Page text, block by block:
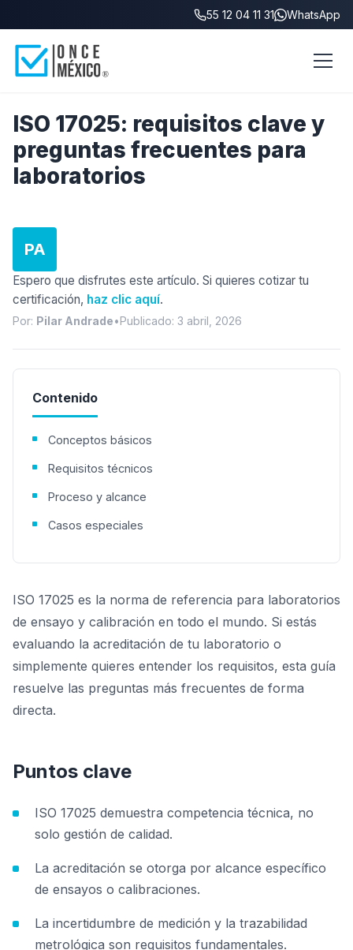
55 12 04 11 31 WhatsApp
ISO 17025: requisitos clave y
preguntas frecuentes para
laboratorios
PA
Espero que disfrutes este artículo. Si quieres cotizar tu
certificación, haz clic aquí.
Por: Pilar Andrade•Publicado: 3 abril, 2026
ISO 17025 es la norma de referencia para laboratorios
de ensayo y calibración en todo el mundo. Si estás
evaluando la acreditación de tu laboratorio o
simplemente quieres entender los requisitos, esta guía
resuelve las preguntas más frecuentes de forma
directa.
Puntos clave
ISO 17025 demuestra competencia técnica, no
solo gestión de calidad.
La acreditación se otorga por alcance específico
de ensayos o calibraciones.
La incertidumbre de medición y la trazabilidad
metrológica son requisitos fundamentales.
Contenido
Conceptos básicos
Requisitos técnicos
Proceso y alcance
Casos especiales